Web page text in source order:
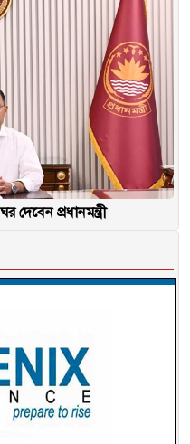
দেবেন প্রধানমন্ত্রী